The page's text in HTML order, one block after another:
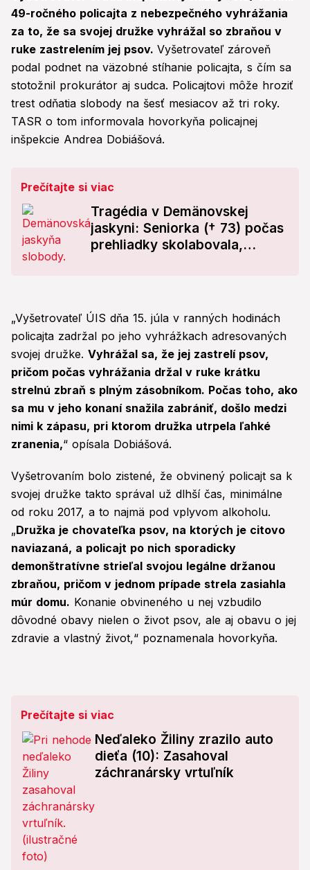
49-ročného policajta z nebezpečného vyhrážania
za to, že sa svojej družke vyhrážal so zbraňou v
ruke zastrelením jej psov. Vyšetrovateľ zároveň
podal podnet na väzobné stíhanie policajta, s čím sa
stotožnil prokurátor aj sudca. Policajtovi môže hroziť
trest odňatia slobody na šesť mesiacov až tri roky.
TASR o tom informovala hovorkyňa policajnej
inšpekcie Andrea Dobiášová.
Prečítajte si viac
Tragédia v Demänovskej
jaskyni: Seniorka († 73) počas
prehliadky skolabovala,
„Vyšetrovateľ ÚIS dňa 15. júla v ranných hodinách
policajta zadržal po jeho vyhrážkach adresovaných
svojej družke. Vyhrážal sa, že jej zastrelí psov,
pričom počas vyhrážania držal v ruke krátku
strelnú zbraň s plným zásobníkom. Počas toho, ako
sa mu v jeho konaní snažila zabrániť, došlo medzi
nimi k zápasu, pri ktorom družka utrpela ľahké
zranenia,“ opísala Dobiášová.
Vyšetrovaním bolo zistené, že obvinený policajt sa k
svojej družke takto správal už dlhší čas, minimálne
od roku 2017, a to najmä pod vplyvom alkoholu.
„Družka je chovateľka psov, na ktorých je citovo
naviazaná, a policajt po nich sporadicky
demonštratívne strieľal svojou legálne držanou
zbraňou, pričom v jednom prípade strela zasiahla
múr domu. Konanie obvineného u nej vzbudilo
dôvodné obavy nielen o život psov, ale aj obavu o jej
zdravie a vlastný život,“ poznamenala hovorkyňa.
Prečítajte si viac
Neďaleko Žiliny zrazilo auto
dieťa (10): Zasahoval
záchranársky vrtuľník